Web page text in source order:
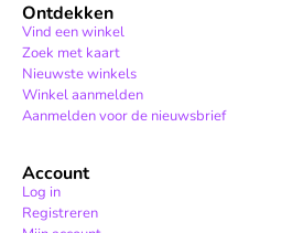
Ontdekken
Vind een winkel
Zoek met kaart
Nieuwste winkels
Winkel aanmelden
Aanmelden voor de nieuwsbrief
Account
Log in
Registreren